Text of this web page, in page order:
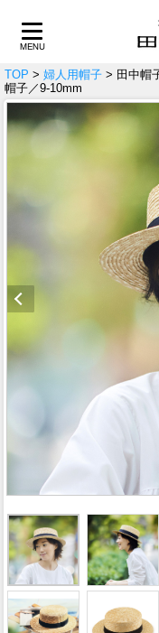
TOP > 婦人用帽子 > 田中帽
帽子／9-10mm